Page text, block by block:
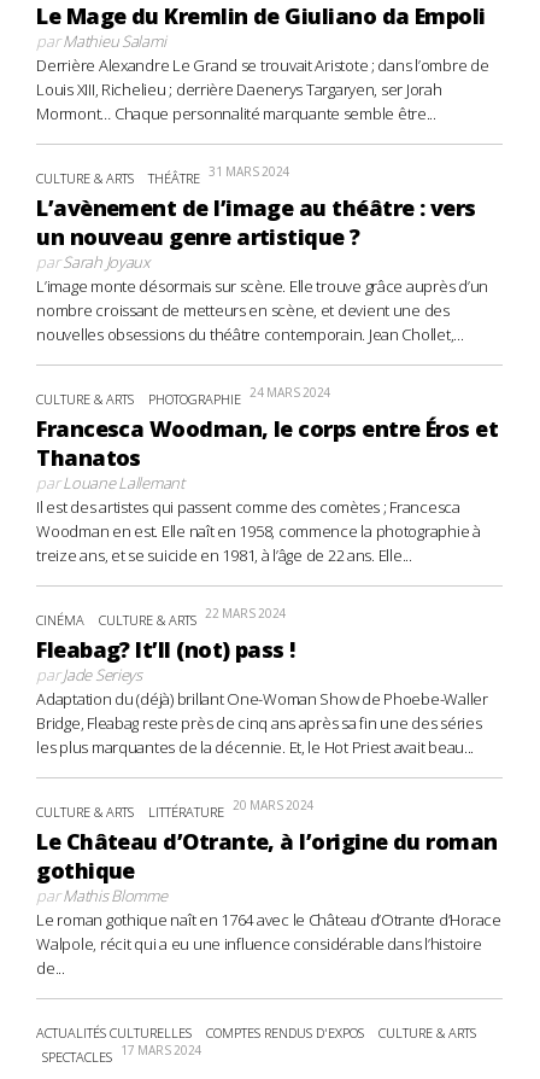
Le Mage du Kremlin de Giuliano da Empoli
parMathieu Salami
Derrière Alexandre Le Grand se trouvait Aristote ; dans l’ombre de
Louis XIII, Richelieu ; derrière Daenerys Targaryen, ser Jorah
Mormont… Chaque personnalité marquante semble être...
CULTURE & ARTS THÉÂTRE 31 MARS 2024
L’avènement de l’image au théâtre : vers
un nouveau genre artistique ?
parSarah Joyaux
L’image monte désormais sur scène. Elle trouve grâce auprès d’un
nombre croissant de metteurs en scène, et devient une des
nouvelles obsessions du théâtre contemporain. Jean Chollet,...
CULTURE & ARTS PHOTOGRAPHIE 24 MARS 2024
Francesca Woodman, le corps entre Éros et
Thanatos
parLouane Lallemant
Il est des artistes qui passent comme des comètes ; Francesca
Woodman en est. Elle naît en 1958, commence la photographie à
treize ans, et se suicide en 1981, à l’âge de 22 ans. Elle...
CINÉMA CULTURE & ARTS 22 MARS 2024
Fleabag? It’ll (not) pass !
parJade Serieys
Adaptation du (déjà) brillant One-Woman Show de Phoebe-Waller
Bridge, Fleabag reste près de cinq ans après sa fin une des séries
les plus marquantes de la décennie. Et, le Hot Priest avait beau...
CULTURE & ARTS LITTÉRATURE 20 MARS 2024
Le Château d’Otrante, à l’origine du roman
gothique
parMathis Blomme
Le roman gothique naît en 1764 avec le Château d’Otrante d’Horace
Walpole, récit qui a eu une influence considérable dans l’histoire
de...
ACTUALITÉS CULTURELLES COMPTES RENDUS D'EXPOS
CULTURE & ARTS
SPECTACLES 17 MARS 2024